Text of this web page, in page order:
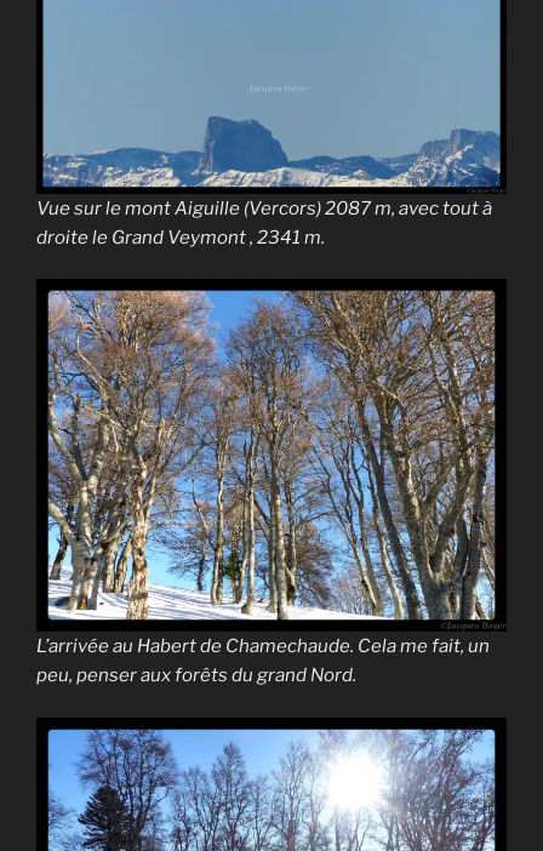
Vue sur le mont Aiguille (Vercors) 2087 m, avec tout à
droite le Grand Veymont , 2341 m.
L’arrivée au Habert de Chamechaude. Cela me fait, un
peu, penser aux forêts du grand Nord.